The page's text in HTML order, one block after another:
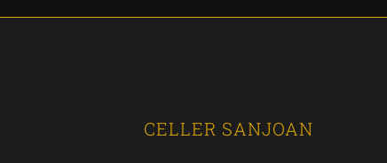
CELLER SANJOAN